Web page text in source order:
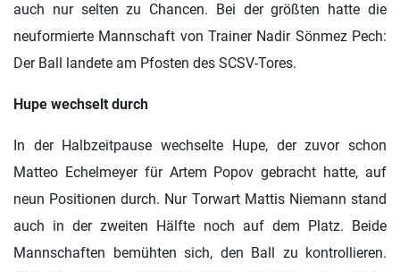
auch nur selten zu Chancen. Bei der größten hatte die
neuformierte Mannschaft von Trainer Nadir Sönmez Pech:
Der Ball landete am Pfosten des SCSV-Tores.
Hupe wechselt durch
In der Halbzeitpause wechselte Hupe, der zuvor schon
Matteo Echelmeyer für Artem Popov gebracht hatte, auf
neun Positionen durch. Nur Torwart Mattis Niemann stand
auch in der zweiten Hälfte noch auf dem Platz. Beide
Mannschaften bemühten sich, den Ball zu kontrollieren.